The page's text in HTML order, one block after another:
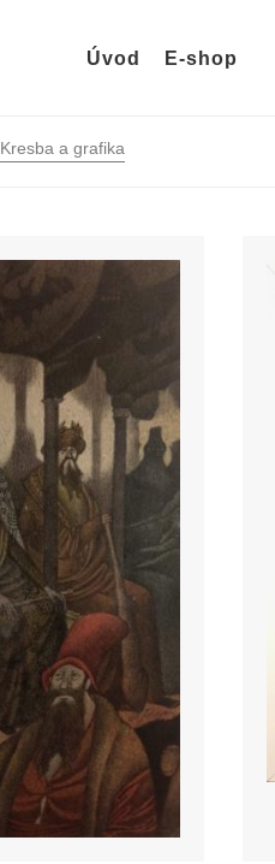
Úvod E-shop
Kresba a grafika